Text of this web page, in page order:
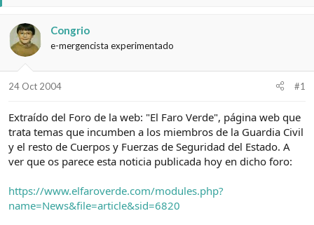
a
d
o
e
t
e
m
a
d
o
Congrio
e-mergencista experimentado
24 Oct 2004 #1
Extraído del Foro de la web: "El Faro Verde", página web que
trata temas que incumben a los miembros de la Guardia Civil
y el resto de Cuerpos y Fuerzas de Seguridad del Estado. A
ver que os parece esta noticia publicada hoy en dicho foro:
https://www.elfaroverde.com/modules.php?
name=News&file=article&sid=6820